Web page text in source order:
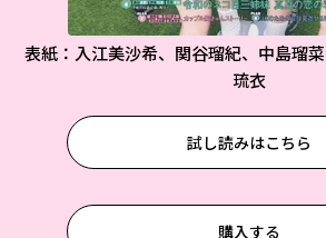
表紙：入江美沙希、関谷瑠紀、中島瑠
琉衣
試し読みはこちら
購入する